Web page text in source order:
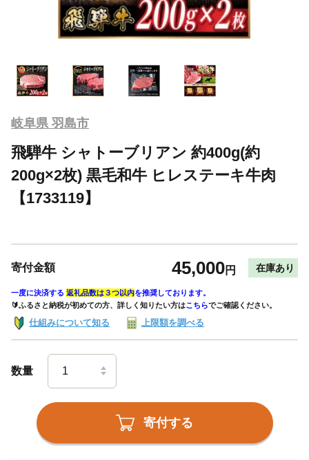
岐阜県 羽島市
飛騨牛 シャトーブリアン 約400g(約
200g×2枚) 黒毛和牛 ヒレステーキ牛肉
【1733119】
寄付金額 45,000円 在庫あり
一度に決済する 返礼品数は３つ以内を推奨しております。
🔰ふるさと納税が初めての方、詳しく知りたい方はこちらでご確認ください。
仕組みについて知る 上限額を調べる
数量
寄付する